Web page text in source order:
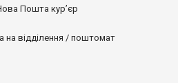
Пошта кур’єр
відділення / поштомат